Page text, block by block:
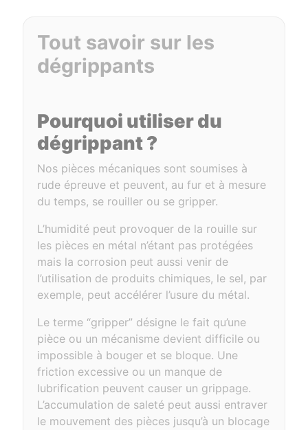
Tout savoir sur les
dégrippants
Pourquoi utiliser du
dégrippant ?
Nos pièces mécaniques sont soumises à
rude épreuve et peuvent, au fur et à mesure
du temps, se rouiller ou se gripper.
L’humidité peut provoquer de la rouille sur
les pièces en métal n’étant pas protégées
mais la corrosion peut aussi venir de
l’utilisation de produits chimiques, le sel, par
exemple, peut accélérer l’usure du métal.
Le terme “gripper” désigne le fait qu’une
pièce ou un mécanisme devient difficile ou
impossible à bouger et se bloque. Une
friction excessive ou un manque de
lubrification peuvent causer un grippage.
L’accumulation de saleté peut aussi entraver
le mouvement des pièces jusqu’à un blocage